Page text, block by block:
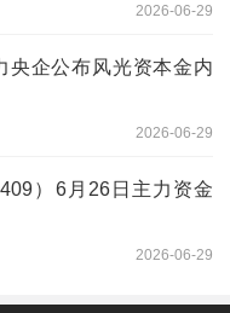
2026-06-29
央企公布风光资本金内
2026-06-29
）6月26日主力资金
2026-06-29